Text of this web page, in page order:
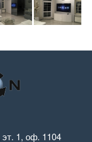
эт. 1, оф. 1104